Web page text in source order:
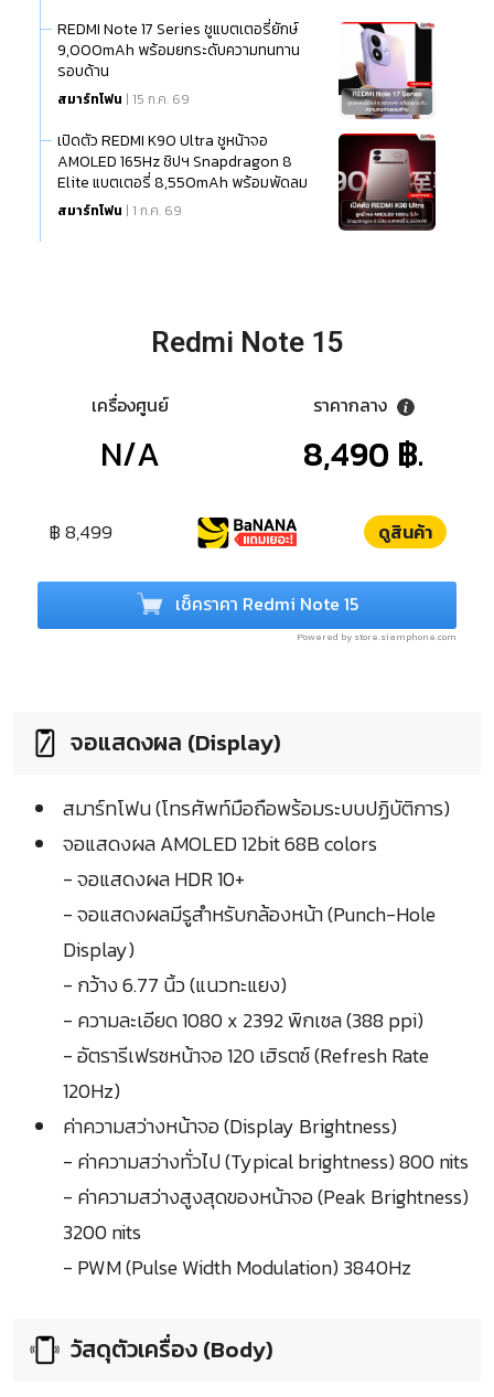
REDMI Note 17 Series ชูแบตเตอรี่ยักษ์
9,000mAh พร้อมยกระดับความทนทาน
รอบด้าน
สมาร์ทโฟน | 15 ก.ค. 69
เปิดตัว REDMI K90 Ultra ชูหน้าจอ
AMOLED 165Hz ชิปฯ Snapdragon 8
Elite แบตเตอรี่ 8,550mAh พร้อมพัดลม
ระบายความร้อนในตัว
สมาร์ทโฟน | 1 ก.ค. 69
Redmi Note 15
เครื่องศูนย์
N/A
ราคากลาง
8,490 ฿.
฿ 8,499 ดูสินค้า
เช็คราคา Redmi Note 15
Powered by store.siamphone.com
จอแสดงผล (Display)
สมาร์ทโฟน (โทรศัพท์มือถือพร้อมระบบปฏิบัติการ)
จอแสดงผล AMOLED 12bit 68B colors
- จอแสดงผล HDR 10+
- จอแสดงผลมีรูสำหรับกล้องหน้า (Punch-Hole
Display)
- กว้าง 6.77 นิ้ว (แนวทะแยง)
- ความละเอียด 1080 x 2392 พิกเซล (388 ppi)
- อัตรารีเฟรชหน้าจอ 120 เฮิรตซ์ (Refresh Rate
120Hz)
ค่าความสว่างหน้าจอ (Display Brightness)
- ค่าความสว่างทั่วไป (Typical brightness) 800 nits
- ค่าความสว่างสูงสุดของหน้าจอ (Peak Brightness)
3200 nits
- PWM (Pulse Width Modulation) 3840Hz
วัสดุตัวเครื่อง (Body)